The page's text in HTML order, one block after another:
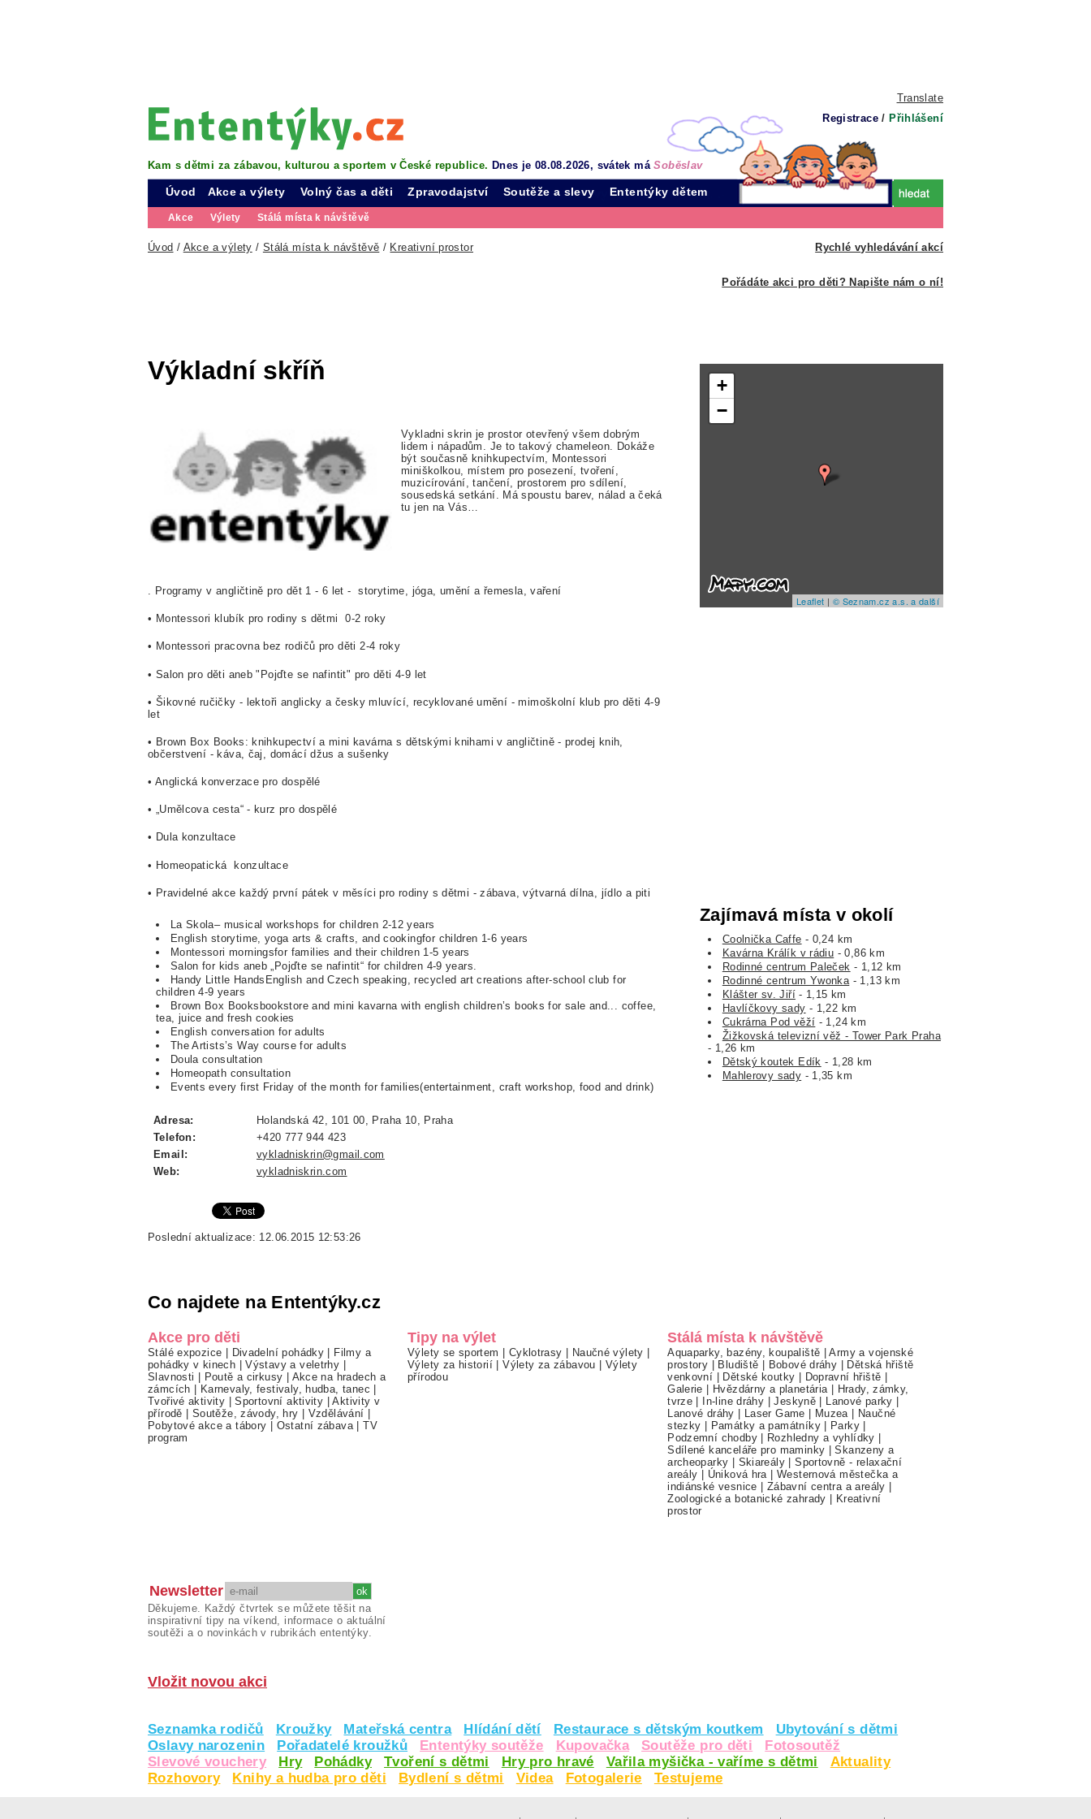
Translate
Registrace / Přihlášení
Kam s dětmi za zábavou, kulturou a sportem v České republice. Dnes je 08.08.2026, svátek máSoběslav
Úvod Akce a výlety
Akce Výlety Stálá místa k návštěvě
Volný čas a děti Zpravodajství Soutěže a slevy Ententýky dětem
Rychlé vyhledávání akcí
Úvod / Akce a výlety / Stálá místa k návštěvě / Kreativní prostor
Pořádáte akci pro děti? Napište nám o ní!
Výkladní skříň
Vykladni skrin je prostor otevřený všem dobrým
lidem i nápadům. Je to takový chameleon. Dokáže
být současně knihkupectvím, Montessori
miniškolkou, místem pro posezení, tvoření,
muzicírování, tančení, prostorem pro sdílení,
sousedská setkání. Má spoustu barev, nálad a čeká
tu jen na Vás…
. Programy v angličtině pro dět 1 - 6 let - storytime, jóga, umění a řemesla, vaření
• Montessori klubík pro rodiny s dětmi 0-2 roky
• Montessori pracovna bez rodičů pro děti 2-4 roky
• Salon pro děti aneb "Pojďte se nafintit" pro děti 4-9 let
• Šikovné ručičky - lektoři anglicky a česky mluvící, recyklované umění - mimoškolní klub pro děti 4-9
let
• Brown Box Books: knihkupectví a mini kavárna s dětskými knihami v angličtině - prodej knih,
občerstvení - káva, čaj, domácí džus a sušenky
• Anglická konverzace pro dospělé
• „Umělcova cesta“ - kurz pro dospělé
• Dula konzultace
• Homeopatická konzultace
• Pravidelné akce každý první pátek v měsíci pro rodiny s dětmi - zábava, výtvarná dílna, jídlo a piti
La Skola– musical workshops for children 2-12 years
English storytime, yoga arts & crafts, and cookingfor children 1-6 years
Montessori morningsfor families and their children 1-5 years
Salon for kids aneb „Pojďte se nafintit“ for children 4-9 years.
Handy Little HandsEnglish and Czech speaking, recycled art creations after-school club for
children 4-9 years
Brown Box Booksbookstore and mini kavarna with english children’s books for sale and... coffee,
tea, juice and fresh cookies
English conversation for adults
The Artists’s Way course for adults
Doula consultation
Homeopath consultation
Events every first Friday of the month for families(entertainment, craft workshop, food and drink)
Adresa:
Holandská 42, 101 00, Praha 10, Praha
Telefon:
+420 777 944 423
Email:
vykladniskrin@gmail.com
Web:
vykladniskrin.com
Poslední aktualizace: 12.06.2015 12:53:26
+
−
Leaflet | © Seznam.cz a.s. a další
Zajímavá místa v okolí
Coolnička Caffe - 0,24 km
Kavárna Králík v rádiu - 0,86 km
Rodinné centrum Paleček - 1,12 km
Rodinné centrum Ywonka- 1,13 km
Klášter sv. Jiří- 1,15 km
Havlíčkovy sady - 1,22 km
Cukrárna Pod věží - 1,24 km
Žižkovská televizní věž - Tower Park Praha
- 1,26 km
Dětský koutek Edík - 1,28 km
Mahlerovy sady - 1,35 km
Co najdete na Ententýky.cz
Akce pro děti
Stálé expozice Divadelní pohádky
Filmy a
pohádky v kinech |Výstavy a veletrhy
Slavnosti
Poutě a cirkusy
Akce na hradech a
zámcích
Karnevaly, festivaly, hudba, tanec
Tvořivé aktivity |Sportovní aktivity |Aktivity v
přírodě
Soutěže, závody, hry Vzdělávání
Pobytové akce a tábory
Ostatní zábava|TV
program
Tipy na výlet
Výlety se sportem Cyklotrasy Naučné výlety
Výlety za historií |Výlety za zábavou
Výlety
přírodou
Stálá místa k návštěvě
Aquaparky, bazény, koupaliště |Army a vojenské
prostory
Bludiště Bobové dráhy
Dětská hřiště
venkovní
Dětské koutky Dopravní hřiště
Galerie
Hvězdárny a planetária|
Hrady, zámky,
tvrze
In-line dráhy |Jeskyně Lanové parky
Lanové dráhy
Laser Game Muzea|
Naučné
stezky
Památky a památníky| Parky
Podzemní chodby| Rozhledny a vyhlídky
Sdílené kanceláře pro maminky |Skanzeny a
archeoparky
Skiareály |Sportovně - relaxační
areály
Úniková hra|Westernová městečka a
indiánské vesnice
Zábavní centra a areály
Zoologické a botanické zahrady
Kreativní
prostor
Newsletter
Děkujeme. Každý čtvrtek se můžete těšit na
inspirativní tipy na víkend, informace o aktuální
soutěži a o novinkách v rubrikách ententýky.
Vložit novou akci
Seznamka rodičů Kroužky Mateřská centra Hlídání dětí Restaurace s dětským koutkem
Ubytování s dětmi
Oslavy narozenin
Pořadatelé kroužků Ententýky soutěže Kupovačka Soutěže pro děti
Fotosoutěž
Slevové vouchery
Hry Pohádky Tvoření s dětmi Hry pro hravé Vařila myšička - vaříme s dětmi
Aktuality
Rozhovory
Knihy a hudba pro děti Bydlení s dětmi Videa Fotogalerie Testujeme